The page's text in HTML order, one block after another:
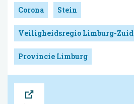
Corona Stein
Veiligheidsregio Limburg-Zuid
Provincie Limburg